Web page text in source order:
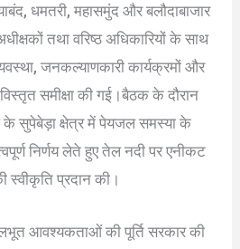
धमतरी, महासमुंद और बलौदाबाजार
तथा वरिष्ठ अधिकारियों के साथ
जनकल्याणकारी कार्यक्रमों और
समीक्षा की गई।बैठक के दौरान
के सुपेबेड़ा क्षेत्र में पेयजल समस्या के
निर्णय लेते हुए तेल नदी पर एनीकट
स्वीकृति प्रदान की।
आवश्यकताओं की पूर्ति सरकार की